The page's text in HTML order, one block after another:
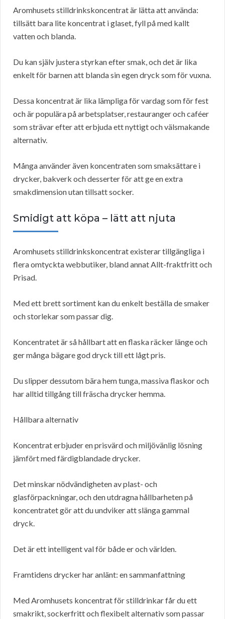
Aromhusets stilldrinkskoncentrat är lätta att använda:
tillsätt bara lite koncentrat i glaset, fyll på med kallt
vatten och blanda.
Du kan själv justera styrkan efter smak, och det är lika
enkelt för barnen att blanda sin egen dryck som för vuxna.
Dessa koncentrat är lika lämpliga för vardag som för fest
och är populära på arbetsplatser, restauranger och caféer
som strävar efter att erbjuda ett nyttigt och välsmakande
alternativ.
Många använder även koncentraten som smaksättare i
drycker, bakverk och desserter för att ge en extra
smakdimension utan tillsatt socker.
Smidigt att köpa – lätt att njuta
Aromhusets stilldrinkskoncentrat existerar tillgängliga i
flera omtyckta webbutiker, bland annat Allt-fraktfritt och
Prisad.
Med ett brett sortiment kan du enkelt beställa de smaker
och storlekar som passar dig.
Koncentratet är så hållbart att en flaska räcker länge och
ger många bägare god dryck till ett lågt pris.
Du slipper dessutom bära hem tunga, massiva flaskor och
har alltid tillgång till fräscha drycker hemma.
Hållbara alternativ
Koncentrat erbjuder en prisvärd och miljövänlig lösning
jämfört med färdigblandade drycker.
Det minskar nödvändigheten av plast- och
glasförpackningar, och den utdragna hållbarheten på
koncentratet gör att du undviker att slänga gammal
dryck.
Det är ett intelligent val för både er och världen.
Framtidens drycker har anlänt: en sammanfattning
Med Aromhusets koncentrat för stilldrinkar får du ett
smakrikt, sockerfritt och flexibelt alternativ som passar